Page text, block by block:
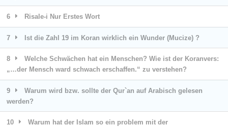
6 Risale-i Nur Erstes Wort
7 Ist die Zahl 19 im Koran wirklich ein Wunder (Mucize) ?
8
Welche Schwächen hat ein Menschen? Wie ist der Koranvers:
„…der Mensch ward schwach erschaffen.“ zu verstehen?
9
Warum wird bzw. sollte der Qur`an auf Arabisch gelesen
werden?
10
Warum hat der Islam so ein problem mit der